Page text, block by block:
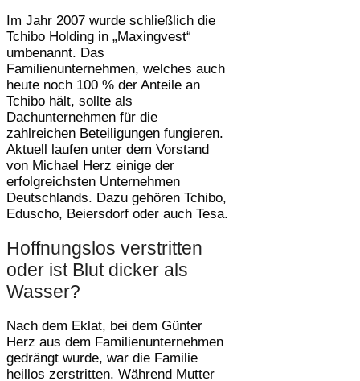
Im Jahr 2007 wurde schließlich die
Tchibo Holding in „Maxingvest“
umbenannt. Das
Familienunternehmen, welches auch
heute noch 100 % der Anteile an
Tchibo hält, sollte als
Dachunternehmen für die
zahlreichen Beteiligungen fungieren.
Aktuell laufen unter dem Vorstand
von Michael Herz einige der
erfolgreichsten Unternehmen
Deutschlands. Dazu gehören Tchibo,
Eduscho, Beiersdorf oder auch Tesa.
Hoffnungslos verstritten
oder ist Blut dicker als
Wasser?
Nach dem Eklat, bei dem Günter
Herz aus dem Familienunternehmen
gedrängt wurde, war die Familie
heillos zerstritten. Während Mutter